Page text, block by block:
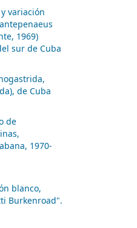
variación
1969)
sur de Cuba
de Cuba
de
1970-
blanco,
Burkenroad".